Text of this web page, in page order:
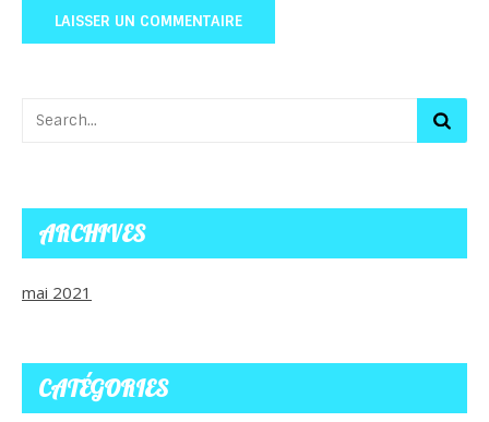
ARCHIVES
mai 2021
CATÉGORIES